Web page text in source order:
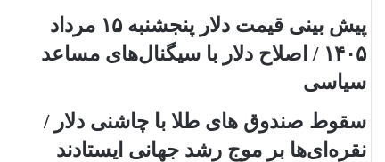
پیش ‌بینی قیمت دلار پنجشنبه ۱۵ مرداد
۱۴۰۵ / اصلاح دلار با سیگنال‌های مساعد
سیاسی
سقوط صندوق های طلا با چاشنی دلار /
نقره‌ای‌ها بر موج رشد جهانی ایستادند